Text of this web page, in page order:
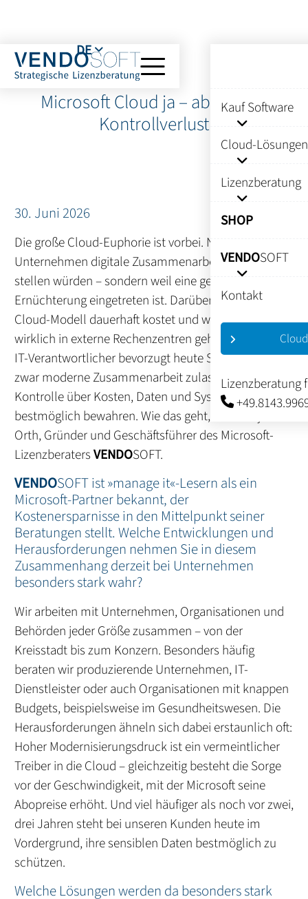
Kauf Software
Cloud-Lösungen
Lizenzberatung
SHOP
VENDOSOFT
Kontakt
Lizenzberatung
DE
Microsoft Cloud ja – aber ohne
Kontrollverlust
30. Juni 2026
Die große Cloud-Euphorie ist vorbei. Nicht, weil
Unternehmen digitale Zusammenarbeit infrage
stellen würden – sondern weil eine gewisse
Ernüchterung eingetreten ist. Darüber, was ein Full-
Cloud-Modell dauerhaft kostet und welche Daten
wirklich in externe Rechenzentren gehören. Manch
IT-Verantwortlicher bevorzugt heute Strategien, die
zwar moderne Zusammenarbeit zulassen, jedoch die
Kontrolle über Kosten, Daten und Systeme
bestmöglich bewahren. Wie das geht, erklärt Björn
Orth, Gründer und Geschäftsführer des Microsoft-
LizenzberatersVENDOSOFT.
VENDOSOFT ist »manage it«-Lesern als ein
Microsoft-Partner bekannt, der
Kostenersparnisse in den Mittelpunkt seiner
Beratungen stellt. Welche Entwicklungen und
Herausforderungen nehmen Sie in diesem
Zusammenhang derzeit bei Unternehmen
besonders stark wahr?
Wir arbeiten mit Unternehmen, Organisationen und
Behörden jeder Größe zusammen – von der
Kreisstadt bis zum Konzern. Besonders häufig
beraten wir produzierende Unternehmen, IT-
Dienstleister oder auch Organisationen mit knappen
Budgets, beispielsweise im Gesundheitswesen. Die
Herausforderungen ähneln sich dabei erstaunlich oft:
Hoher Modernisierungsdruck ist ein vermeintlicher
Treiber in die Cloud – gleichzeitig besteht die Sorge
vor der Geschwindigkeit, mit der Microsoft seine
Abopreise erhöht. Und viel häufiger als noch vor zwei,
drei Jahren steht bei unseren Kunden heute im
Vordergrund, ihre sensiblen Daten bestmöglich zu
schützen.
Welche Lösungen werden da besonders stark